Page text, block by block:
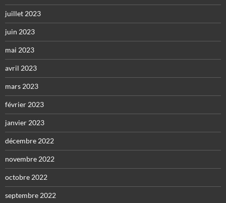
juillet 2023
juin 2023
mai 2023
avril 2023
mars 2023
février 2023
janvier 2023
décembre 2022
novembre 2022
octobre 2022
septembre 2022